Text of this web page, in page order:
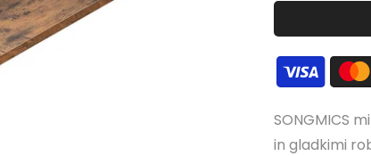
SONGMICS
in gladkimi